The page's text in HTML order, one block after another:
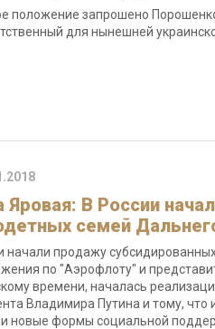
положение запрошено
для нынешней
Яровая: В России
семей
начали продажу
по "Аэрофлоту" и
времени, началась
Владимира Путина и тому,
новые формы социальной